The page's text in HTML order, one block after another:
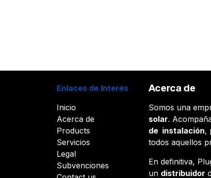
Enlaces de Interés
Inicio
Acerca de
Products
Servicios
Legal
Subvenciones
Acerca de
Somos una
solar.
de instalación,
todos aquellos
En definitiva,
un distribuidor